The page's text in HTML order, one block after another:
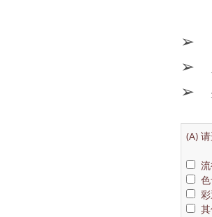
➢
➢
➢
(A)
流
色
彩
其